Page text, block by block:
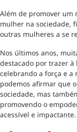
Além de promover um
mulher na sociedade,
outras mulheres a se
Nos últimos anos,
destacado por trazer
celebrando a força e a
podemos afirmar que
sociedade, mas
promovendo o
acessível e impactante.